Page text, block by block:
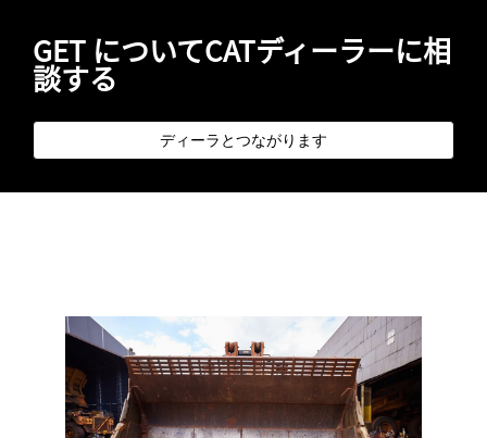
GET についてCATディーラーに相
談する
ディーラとつながります